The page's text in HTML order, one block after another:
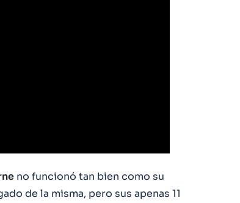
no funcionó tan bien como su
de la misma, pero sus apenas 11